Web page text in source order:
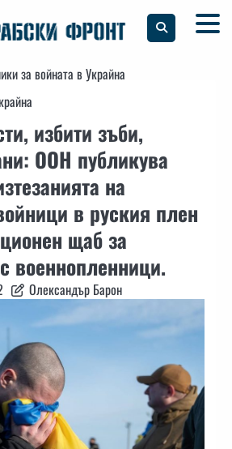
за войната в Украйна
избити зъби,
ООН публикува
на
в руския плен
щаб за
военнопленници.
Олександър Барон